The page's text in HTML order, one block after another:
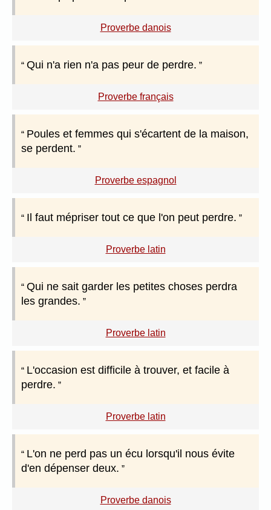
Proverbe danois
Qui n'a rien n'a pas peur de perdre.
Proverbe français
Poules et femmes qui s'écartent de la maison,
se perdent.
Proverbe espagnol
Il faut mépriser tout ce que l'on peut perdre.
Proverbe latin
Qui ne sait garder les petites choses perdra
les grandes.
Proverbe latin
L'occasion est difficile à trouver, et facile à
perdre.
Proverbe latin
L'on ne perd pas un écu lorsqu'il nous évite
d'en dépenser deux.
Proverbe danois